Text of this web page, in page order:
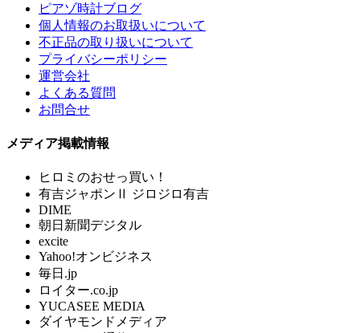
ピアゾ時計ブログ
個人情報のお取扱いについて
不正品の取り扱いについて
プライバシーポリシー
運営会社
よくある質問
お問合せ
メディア掲載情報
ヒロミのおせっ買い！
有吉ジャポンⅡ ジロジロ有吉
DIME
朝日新聞デジタル
excite
Yahoo!オンビジネス
毎日.jp
ロイター.co.jp
YUCASEE MEDIA
ダイヤモンドメディア